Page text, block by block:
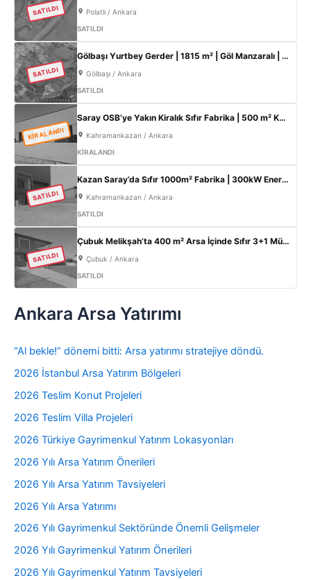
SATILDI
Polatlı / Ankara
SATILDI
SATILDI
Gölbaşı Yurtbey Gerder | 1815 m² | Göl Manzaralı | TOKİ Yakını Yatırımlık Arazi
Gölbaşı / Ankara
SATILDI
KİRALANDI
Saray OSB’ye Yakın Kiralık Sıfır Fabrika | 500 m² Kapalı Alan | 60 kW Elektrik | Müstakil
Kahramankazan / Ankara
KİRALANDI
SATILDI
Kazan Saray’da Sıfır 1000m² Fabrika | 300kW Enerji + 120m² Ofis
Kahramankazan / Ankara
SATILDI
SATILDI
Çubuk Melikşah’ta 400 m² Arsa İçinde Sıfır 3+1 Müstakil Ev – Kaçırılmayacak Fırsat!
Çubuk / Ankara
SATILDI
Ankara Arsa Yatırımı
“Al bekle!” dönemi bitti: Arsa yatırımı stratejiye döndü.
2026 İstanbul Arsa Yatırım Bölgeleri
2026 Teslim Konut Projeleri
2026 Teslim Villa Projeleri
2026 Türkiye Gayrimenkul Yatırım Lokasyonları
2026 Yılı Arsa Yatırım Önerileri
2026 Yılı Arsa Yatırım Tavsiyeleri
2026 Yılı Arsa Yatırımı
2026 Yılı Gayrimenkul Sektöründe Önemli Gelişmeler
2026 Yılı Gayrimenkul Yatırım Önerileri
2026 Yılı Gayrimenkul Yatırım Tavsiyeleri